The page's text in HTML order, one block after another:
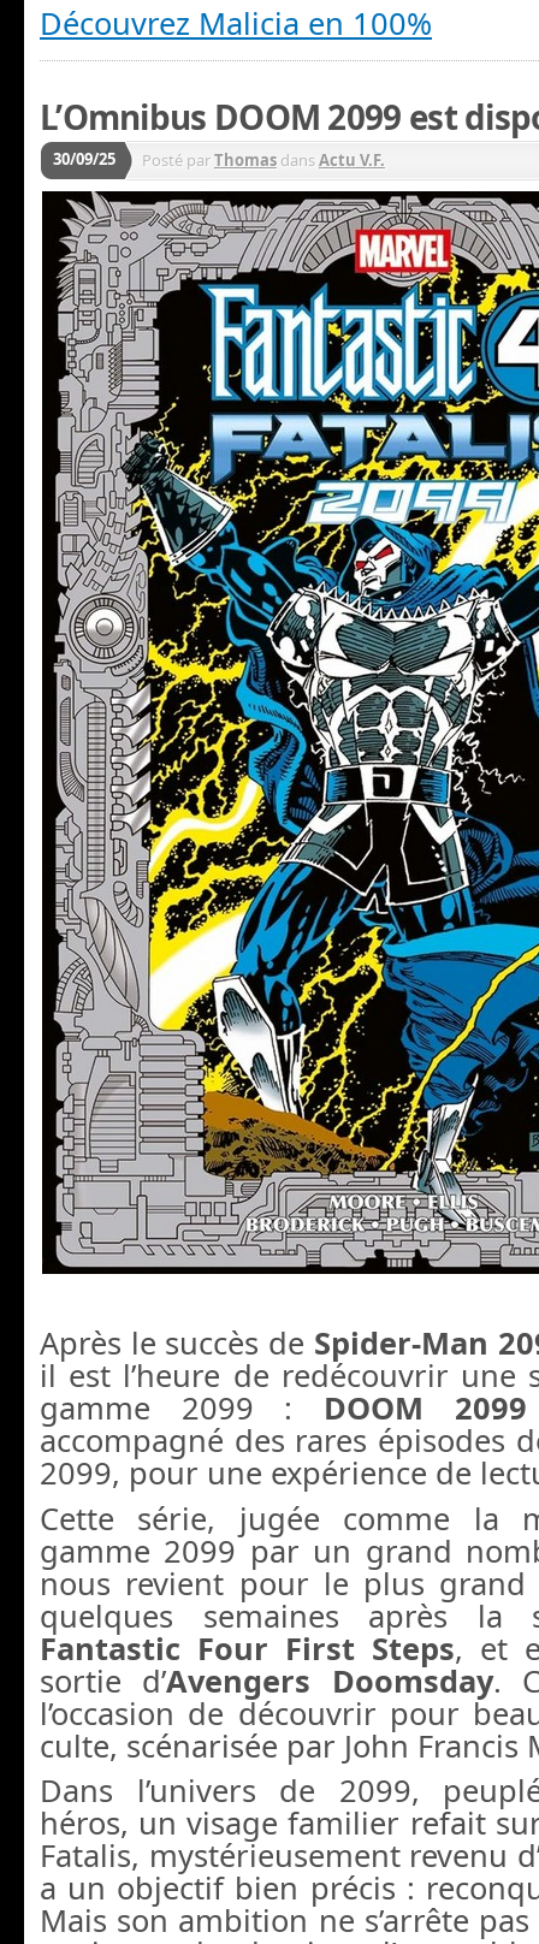
Découvrez Malicia en 100%
L’Omnibus DOOM 2099 est
30/09/25 Posté parThomas dansActu V.F.
Après le succès de Spider-Man
il est l’heure de redécouvrir une
gamme 2099 : DOOM 2099
accompagné des rares épisodes
2099, pour une expérience de
Cette série, jugée comme la
gamme 2099 par un grand
nous revient pour le plus
quelques semaines après
Fantastic Four First Steps, et
sortie d’Avengers Doomsday.
l’occasion de découvrir pour
culte, scénarisée par John Francis
Dans l’univers de 2099,
héros, un visage familier refait
Fatalis, mystérieusement revenu
a un objectif bien précis :
Mais son ambition ne s’arrête